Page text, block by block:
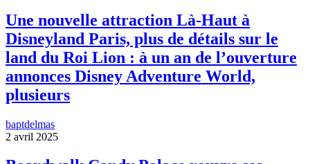
Une nouvelle attraction Là-Haut à
Disneyland Paris, plus de détails sur le
land du Roi Lion : à un an de l’ouverture
annonces Disney Adventure World,
plusieurs
baptdelmas
2 avril 2025